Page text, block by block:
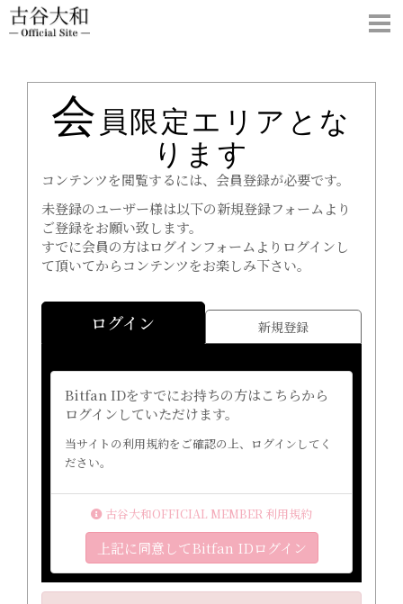
会員限定エリアとな
ります
コンテンツを閲覧するには、会員登録が必要です。
未登録のユーザー様は以下の新規登録フォームより
ご登録をお願い致します。
すでに会員の方はログインフォームよりログインし
て頂いてからコンテンツをお楽しみ下さい。
ログイン 新規登録
Bitfan IDをすでにお持ちの方はこちらから
ログインしていただけます。
当サイトの利用規約をご確認の上、ログインしてく
ださい。
古谷大和OFFICIAL MEMBER 利用規約
上記に同意してBitfan IDログイン